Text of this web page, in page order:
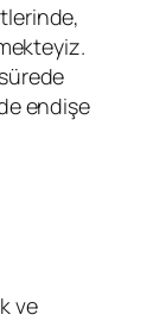
endişe
ve